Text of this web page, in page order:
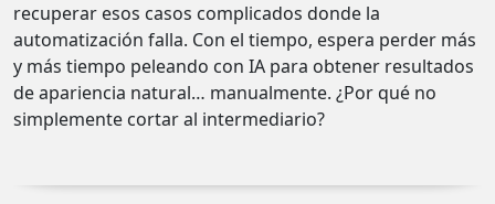
recuperar esos casos complicados donde la
automatización falla. Con el tiempo, espera perder más
y más tiempo peleando con IA para obtener resultados
de apariencia natural… manualmente. ¿Por qué no
simplemente cortar al intermediario?